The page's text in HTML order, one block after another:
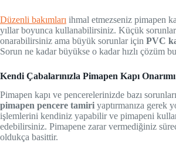
Düzenli bakımları ihmal etmezseniz pimapen
yıllar boyunca kullanabilirsiniz. Küçük
onarabilirsiniz ama büyük sorunlar için PVC
Sorun ne kadar büyükse o kadar hızlı çözüm
Kendi Çabalarınızla Pimapen Kapı Onarımı
Pimapen kapı ve pencerelerinizde bazı
pimapen pencere tamiri yaptırmanıza gerek
işlemlerini kendiniz yapabilir ve pimapeni
edebilirsiniz. Pimapene zarar vermediğiniz
oldukça basittir.